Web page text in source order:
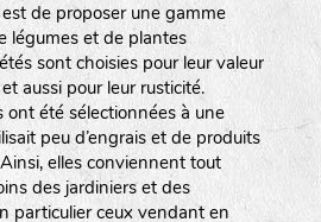
de proposer une gamme
légumes et de plantes
sont choisies pour leur valeur
aussi pour leur rusticité.
été sélectionnées à une
peu d’engrais et de produits
elles conviennent tout
des jardiniers et des
particulier ceux vendant en